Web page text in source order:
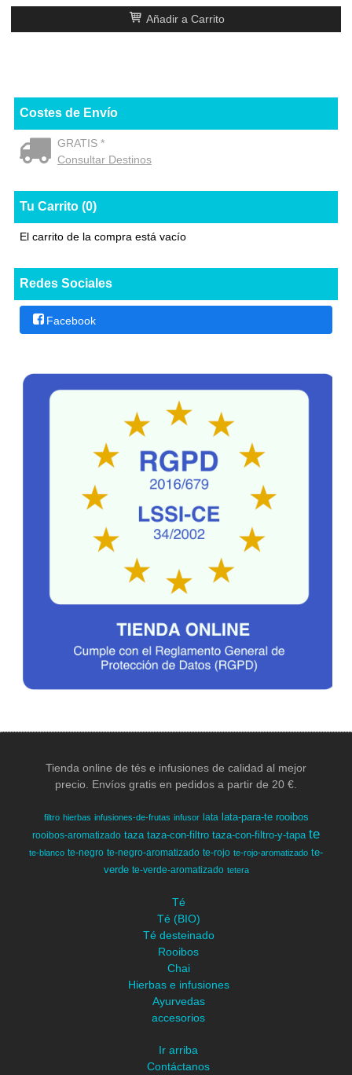
Costes de Envío
GRATIS *
Consultar Destinos
Tu Carrito (0)
El carrito de la compra está vacío
Redes Sociales
Facebook
Añadir a Carrito
Tienda online de tés e infusiones de calidad al mejor
precio. Envíos gratis en pedidos a partir de 20 €.
filtro hierbas infusiones-de-frutas infusor lata lata-para-te rooibos
rooibos-aromatizado taza taza-con-filtro taza-con-filtro-y-tapa te
te-blanco te-negro te-negro-aromatizado te-rojo te-rojo-aromatizado te-
verde te-verde-aromatizado tetera
Té
Té (BIO)
Té desteinado
Rooibos
Chai
Hierbas e infusiones
Ayurvedas
accesorios
Ir arriba
Contáctanos